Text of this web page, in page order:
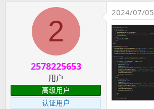
2
2578225653
用户
高级用户
认证用户
2024/07/05